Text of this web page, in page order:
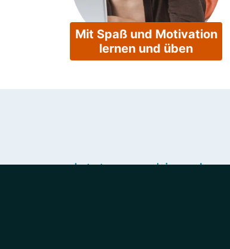
Mit Spaß und Motivation
lernen und üben
Jetzt ausprobieren!